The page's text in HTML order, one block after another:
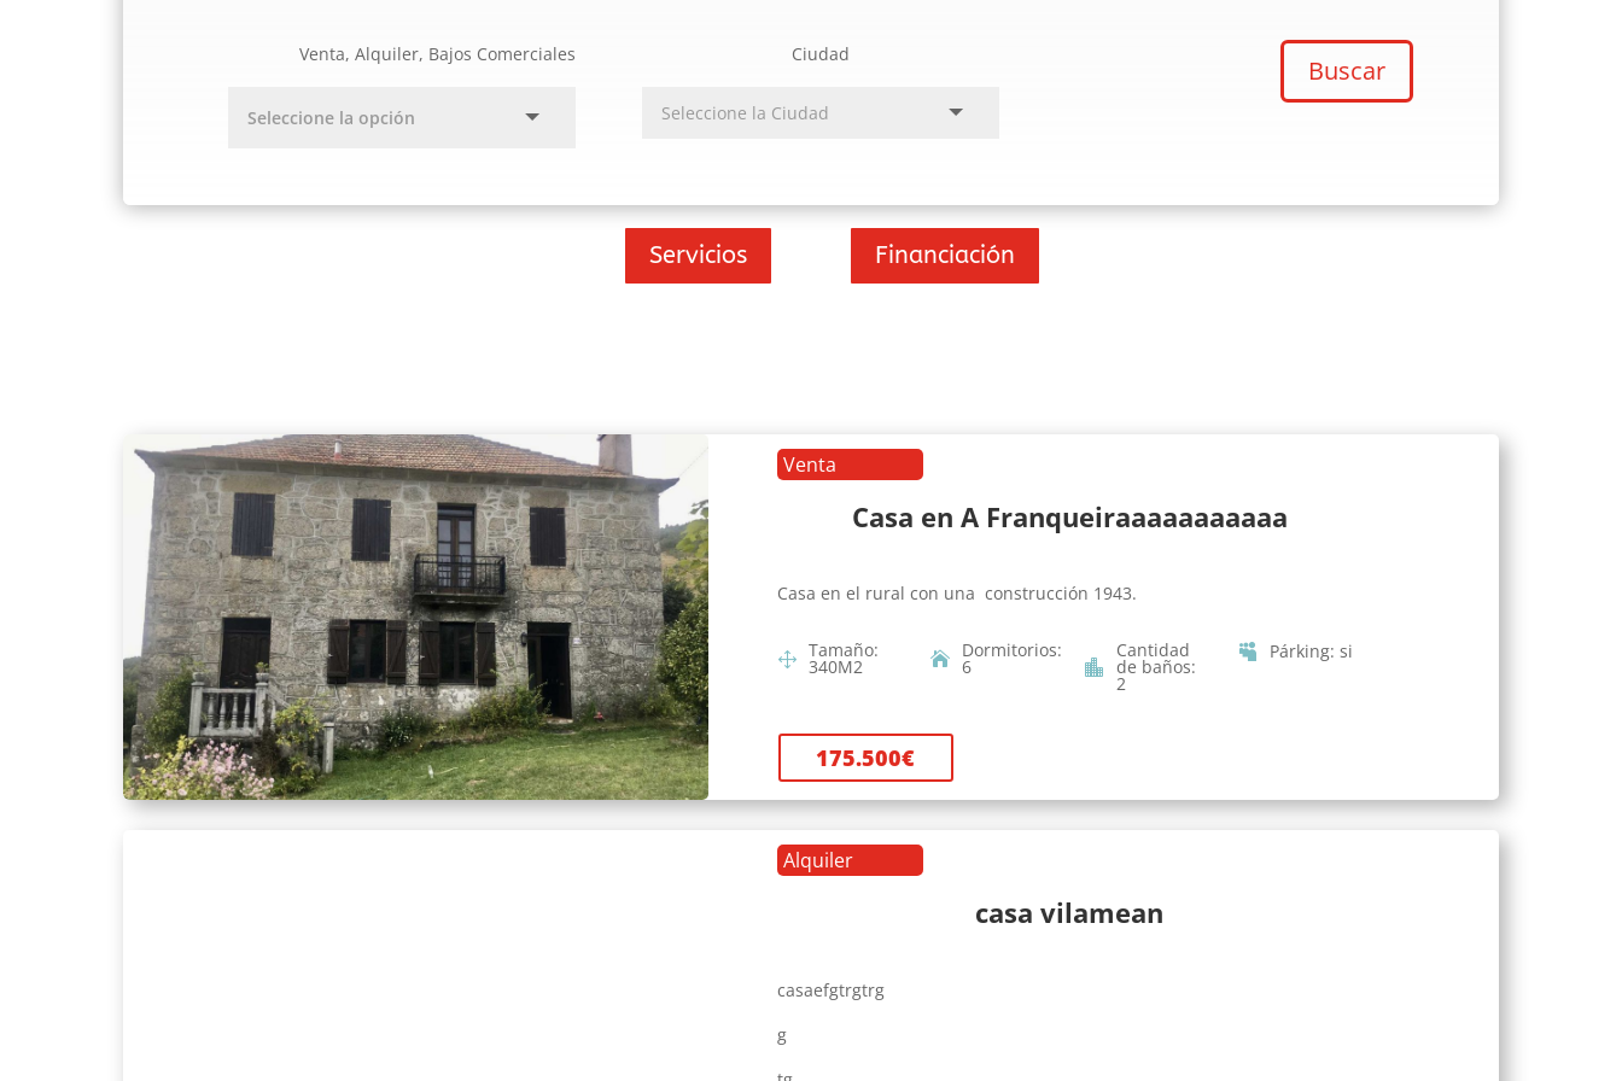
Venta, Alquiler, Bajos Comerciales Ciudad
Buscar
Servicios Financiación
Venta
Casa en A Franqueiraaaaaaaaaaa
Casa en el rural con una construcción 1943.
Tamaño:
340M2
Dormitorios:
6
Cantidad
de baños:
2
Párking:si
175.500€
Alquiler
casa vilamean
casaefgtrgtrg
g